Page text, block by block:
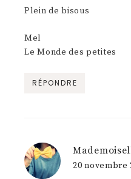
Plein de bisous
Mel
Le Monde des petites
RÉPONDRE
20 novembre